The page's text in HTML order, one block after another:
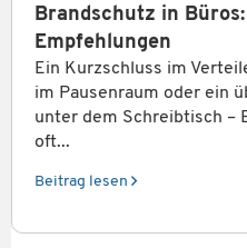
Brandschutz in
Empfehlungen
Ein Kurzschluss im
im Pausenraum oder ein
unter dem Schreibtisch –
oft...
Beitrag lesen